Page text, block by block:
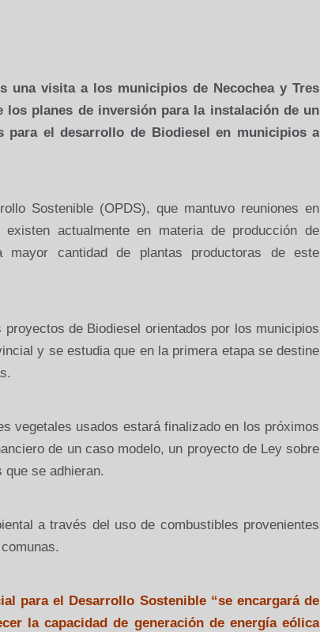
una visita a los municipios de Necochea y Tres
planes de inversión para la instalación de un
para el desarrollo de Biodiesel en municipios a
Sostenible (OPDS), que mantuvo reuniones en
actualmente en materia de producción de
cantidad de plantas productoras de este
de Biodiesel orientados por los municipios
y se estudia que en la primera etapa se destine
vegetales usados estará finalizado en los próximos
de un caso modelo, un proyecto de Ley sobre
se adhieran.
a través del uso de combustibles provenientes
para el Desarrollo Sostenible “se encargará de
la capacidad de generación de energía eólica